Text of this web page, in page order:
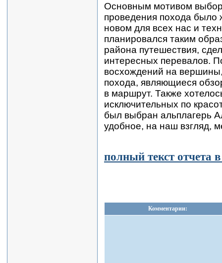
Основным мотивом
проведения похода было
новом для всех нас и
планировался таким
района путешествия,
интересных перевалов.
восхождений на
похода, являющиеся
в маршрут. Также
исключительных по
был выбран альплагерь
удобное, на наш взгляд,
полный текст отчета
Комментарии: